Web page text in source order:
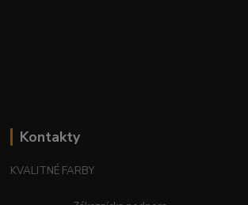
Kontakty
KVALITNÉ FARBY